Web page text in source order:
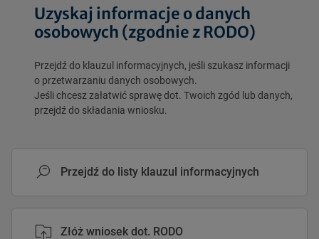
Uzyskaj informacje o danych
osobowych (zgodnie z RODO)
Przejdź do klauzul informacyjnych, jeśli szukasz informacji
o przetwarzaniu danych osobowych.
Jeśli chcesz załatwić sprawę dot. Twoich zgód lub danych,
przejdź do składania wniosku.
Przejdź do listy klauzul informacyjnych
Złóż wniosek dot. RODO